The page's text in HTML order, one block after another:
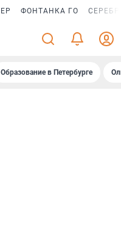
ФОНТАНКА ГО
Образование в Петербурге